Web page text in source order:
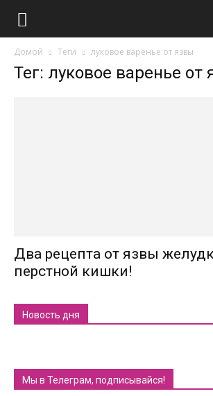
Домой Теги луковое варенье от язвы
Тег: луковое варенье от
Два рецепта от язвы
перстной кишки!
Новость дня
Мы в Телеграм, подписывайся!